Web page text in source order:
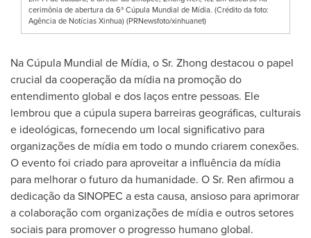
cerimônia de abertura da 6ª Cúpula Mundial de Mídia. (Crédito da foto:
Agência de Notícias Xinhua) (PRNewsfoto/xinhuanet)
Na Cúpula Mundial de Mídia, o Sr. Zhong destacou o papel
crucial da cooperação da mídia na promoção do
entendimento global e dos laços entre pessoas. Ele
lembrou que a cúpula supera barreiras geográficas, culturais
e ideológicas, fornecendo um local significativo para
organizações de mídia em todo o mundo criarem conexões.
O evento foi criado para aproveitar a influência da mídia
para melhorar o futuro da humanidade. O Sr. Ren afirmou a
dedicação da SINOPEC a esta causa, ansioso para aprimorar
a colaboração com organizações de mídia e outros setores
sociais para promover o progresso humano global.